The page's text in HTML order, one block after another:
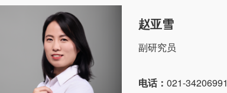
赵亚雪
副研究员
电话： 021-34206991